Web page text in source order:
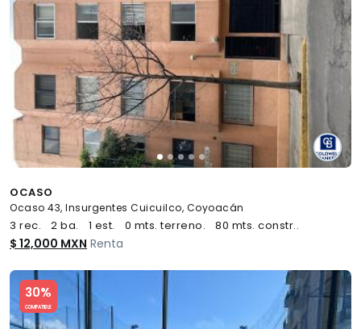
OCASO
Ocaso 43, Insurgentes Cuicuilco, Coyoacán
3 rec. 2 ba. 1 est. 0 mts. terreno. 80 mts. constr..
$ 12,000 MXN Renta
30%
COMPATIBLE
Slide 1 of 5